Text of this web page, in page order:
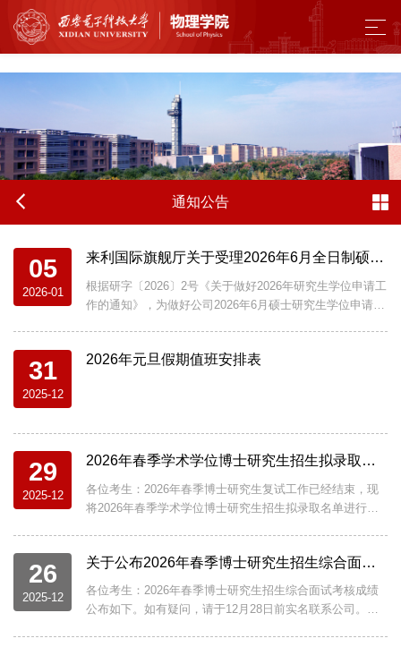
来利国际旗舰厅 - w66.利来(中国区)
通知公告
05
2026-01
来利国际旗舰厅关于受理2026年6月全日制硕士学位申请工作的通知
根据研字〔2026〕2号《关于做好2026年研究生学位申请工
作的通知》，为做好公司2026年6月硕士研究生学位申请工
备注研究生管理系统进行学位申请3月25日前在系统内填写
似性检测复检论文提交3月30日前盲审论文提交4月6日前通
过相似性检测的同学，...
31
2025-12
2026年元旦假期值班安排表
29
2025-12
2026年春季学术学位博士研究生招生拟录取名单公示
各位考生：2026年春季博士研究生复试工作已经结束，现
将2026年春季学术学位博士研究生招生拟录取名单进行公
进行反馈，电话：88202798。2025年12月29日
26
2025-12
关于公布2026年春季博士研究生招生综合面试考核成绩的通知
各位考生：2026年春季博士研究生招生综合面试考核成绩
公布如下。如有疑问，请于12月28日前实名联系公司。联